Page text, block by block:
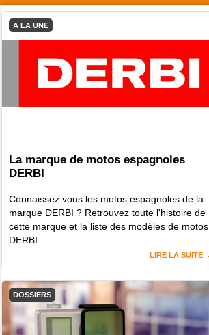
A LA UNE
La marque de motos espagnoles
DERBI
Connaissez vous les motos espagnoles de la
marque DERBI ? Retrouvez toute l'histoire de
cette marque et la liste des modèles de motos
DERBI ...
LIRE LA SUITE
DOSSIERS